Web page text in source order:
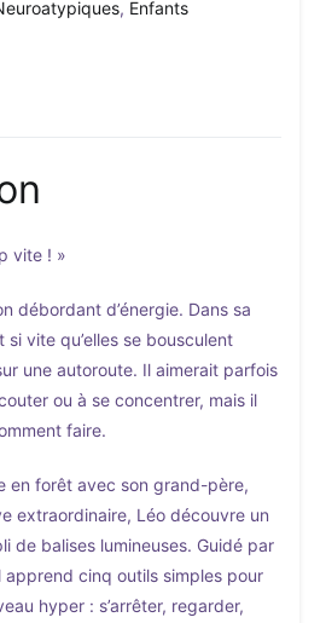
, Enfants
vite ! »
débordant d’énergie. Dans sa
vite qu’elles se bousculent
une autoroute. Il aimerait parfois
ou à se concentrer, mais il
faire.
en forêt avec son grand-père,
extraordinaire, Léo découvre un
de balises lumineuses. Guidé par
apprend cinq outils simples pour
hyper : s’arrêter, regarder,